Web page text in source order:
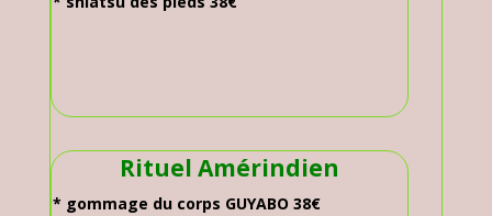
Rituel Amérindien
* gommage du corps GUYABO 38€